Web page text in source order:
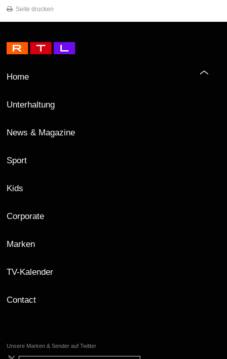
Seite drucken
Home
Unterhaltung
News & Magazine
Sport
Kids
Corporate
Marken
TV-Kalender
Contact
Unsere Marken & Sender auf Twitter